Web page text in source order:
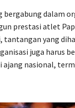
bergabung dalam
prestasi atlet
yang
juga harus
nasional,